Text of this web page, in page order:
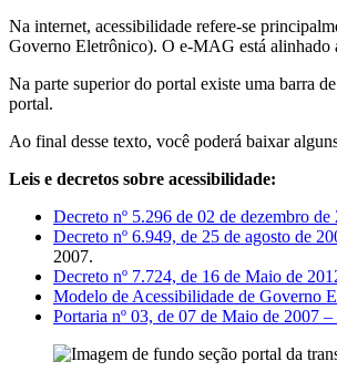
Na internet, acessibilidade refere-se
Governo Eletrônico). O e-MAG está alinhado
Na parte superior do portal existe uma barra
portal.
Ao final desse texto, você poderá baixar
Leis e decretos sobre acessibilidade:
Decreto nº 5.296 de 02 de dezembro de
Decreto nº 6.949, de 25 de agosto de
2007.
Decreto nº 7.724, de 16 de Maio de
Modelo de Acessibilidade de Governo
Portaria nº 03, de 07 de Maio de 2007